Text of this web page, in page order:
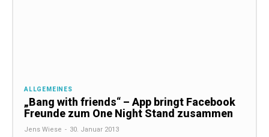
ALLGEMEINES
„Bang with friends“ – App bringt Facebook
Freunde zum One Night Stand zusammen
Jens Wiese - 30. Januar 2013